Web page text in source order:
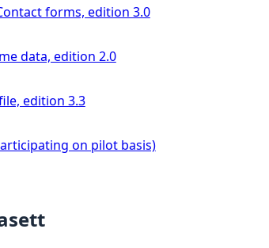
forms, edition 3.0
data, edition 2.0
edition 3.3
on pilot basis)